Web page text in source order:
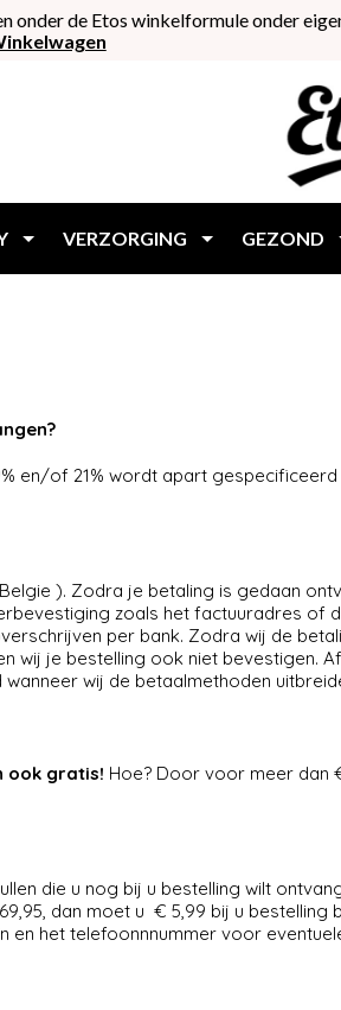
de Etos winkelformule onder
VERZORGING GEZOND
en/of 21% wordt apart
). Zodra je betaling is gedaan
zoals het factuuradres of
per bank. Zodra wij de
wij je bestelling ook niet bevestigen.
wij de betaalmethoden
ook gratis! Hoe? Door voor meer dan
die u nog bij u bestelling wilt
dan moet u € 5,99 bij u bestelling
en het telefoonnnummer voor